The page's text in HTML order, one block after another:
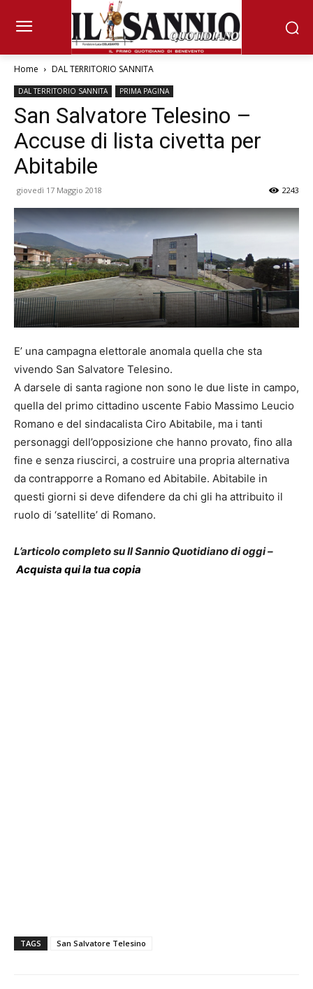
Home DAL TERRITORIO SANNITA
DAL TERRITORIO SANNITA PRIMA PAGINA
San Salvatore Telesino –
Accuse di lista civetta per
Abitabile
giovedì 17 Maggio 2018 2243
E’ una campagna elettorale anomala quella che sta
vivendo San Salvatore Telesino.
A darsele di santa ragione non sono le due liste in campo,
quella del primo cittadino uscente Fabio Massimo Leucio
Romano e del sindacalista Ciro Abitabile, ma i tanti
personaggi dell’opposizione che hanno provato, fino alla
fine e senza riuscirci, a costruire una propria alternativa
da contrapporre a Romano ed Abitabile. Abitabile in
questi giorni si deve difendere da chi gli ha attribuito il
ruolo di ‘satellite’ di Romano.
L’articolo completo su Il Sannio Quotidiano di oggi –
Acquista qui la tua copia
TAGS San Salvatore Telesino